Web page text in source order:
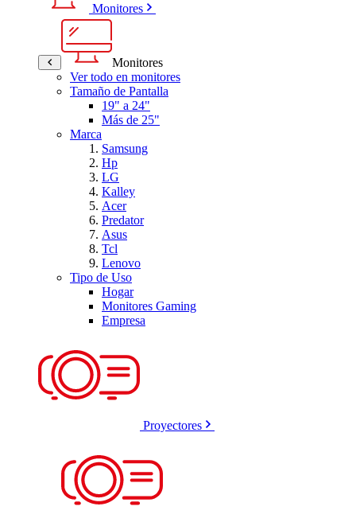
Monitores
Monitores
Ver todo en monitores
Tamaño de Pantalla
19" a 24"
Más de 25"
Marca
Samsung
Hp
LG
Kalley
Acer
Predator
Asus
Tcl
Lenovo
Tipo de Uso
Hogar
Monitores Gaming
Empresa
Proyectores